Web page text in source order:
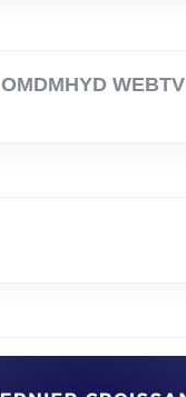
OMDMHYD WEBTV